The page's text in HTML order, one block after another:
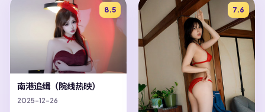
8.5
南港追缉（院线热映）
2025-12-26
7.6